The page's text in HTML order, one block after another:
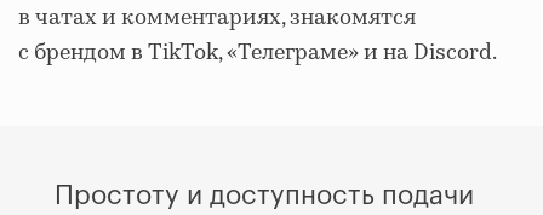
в чатах и комментариях, знакомятся
с брендом в TikTok, «Телеграме» и на Discord.
Простоту и доступность подачи